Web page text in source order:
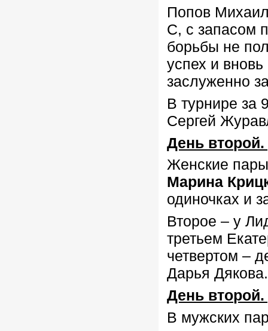
Попов
С, с запасом
борьбы не
успех и
заслуженно
В турнире за
Сергей
День
Женские
Марина
одиночках и
Второе – у
третьем
четвертом –
Дарья Дякова.
День
В мужских